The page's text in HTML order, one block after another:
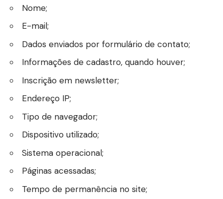
Nome;
E-mail;
Dados enviados por formulário de contato;
Informações de cadastro, quando houver;
Inscrição em newsletter;
Endereço IP;
Tipo de navegador;
Dispositivo utilizado;
Sistema operacional;
Páginas acessadas;
Tempo de permanência no site;